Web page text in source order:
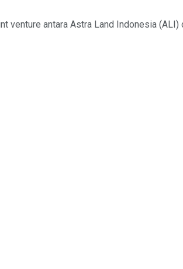
venture antara Astra Land Indonesia (ALI)